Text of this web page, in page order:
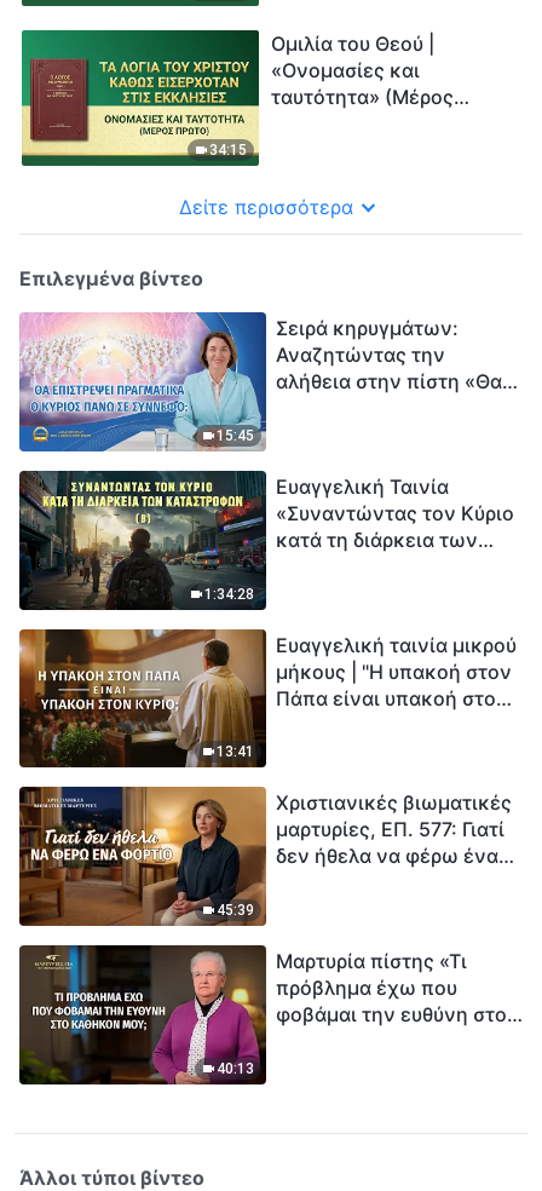
δεύτερο)
34:15
Ομιλία του Θεού |
«Ονομασίες και
ταυτότητα» (Μέρος
Δείτε περισσότερα
Επιλεγμένα βίντεο
15:45
Σειρά κηρυγμάτων:
Αναζητώντας την
αλήθεια στην πίστη «Θα
1:34:28
Ευαγγελική Ταινία
«Συναντώντας τον Κύριο
κατά τη διάρκεια των
εξαφάνισης». Οι
καταστροφές χτυπούν.
Ξεκινά η αντίστροφη
13:41
Ευαγγελική ταινία μικρού
μήκους | "Η υπακοή στον
Πάπα είναι υπακοή στον
45:39
Χριστιανικές βιωματικές
μαρτυρίες, ΕΠ. 577: Γιατί
δεν ήθελα να φέρω ένα
40:13
Μαρτυρία πίστης «Τι
πρόβλημα έχω που
φοβάμαι την ευθύνη στο
Άλλοι τύποι βίντεο